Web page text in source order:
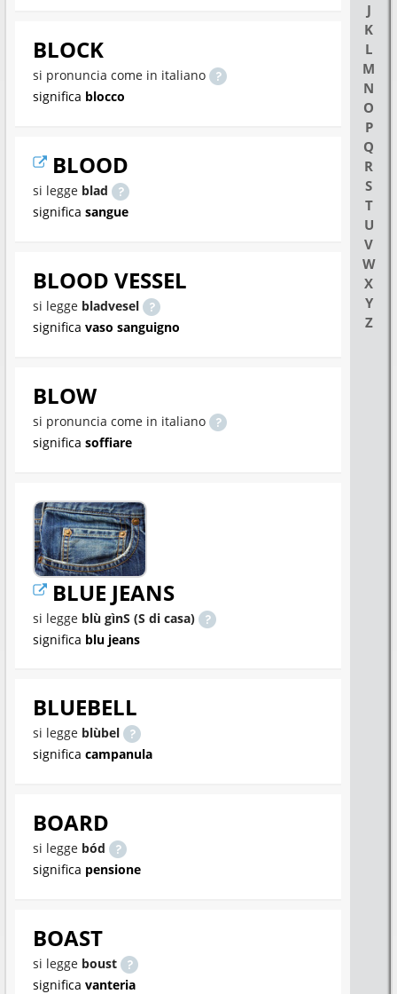
J
K
L
M
N
O
P
Q
R
S
T
U
V
W
X
Y
Z
BLOCK
si pronuncia come in italiano
significa blocco
BLOOD
si legge blad
significa sangue
BLOOD VESSEL
si legge bladvesel
significa vaso sanguigno
BLOW
si pronuncia come in italiano
significa soffiare
BLUE JEANS
si legge blù gìnS (S di casa)
significa blu jeans
BLUEBELL
si legge blùbel
significa campanula
BOARD
si legge bód
significa pensione
BOAST
si legge boust
significa vanteria